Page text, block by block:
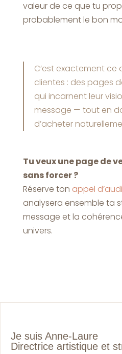
valeur de ce que tu
probablement le bon
C’est exactement ce
clientes : des pages
qui incarnent leur
message — tout en
d’acheter
Tu veux une page de
sans forcer ?
Réserve ton appel
analysera ensemble ta
message et la
univers.
Je suis Anne-Laure
Directrice artistique et